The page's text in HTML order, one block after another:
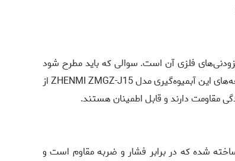
فلزی آن است. سوالی که باید مطرح شود
این آبمیوه‌گیری مدلZHENMI ZMGZ-J15از
مقاومت دارند و قابل اطمینان هستند.
شده که در برابر فشار و ضربه مقاوم است و